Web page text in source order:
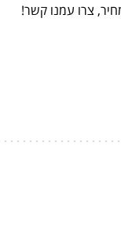
צרו עמנו קשר!